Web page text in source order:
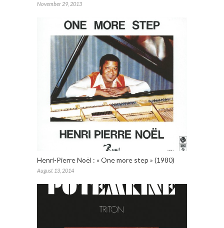
November 29, 2013
Henri-Pierre Noël : « One more step » (1980)
August 13, 2014